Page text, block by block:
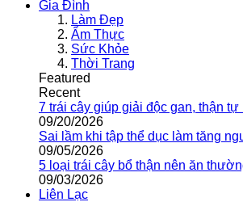
Gia Đình
Làm Đẹp
Ẩm Thực
Sức Khỏe
Thời Trang
Featured
Recent
7 trái cây giúp giải độc gan, thận tự
09/20/2026
Sai lầm khi tập thể dục làm tăng
09/05/2026
5 loại trái cây bổ thận nên ăn
09/03/2026
Liên Lạc